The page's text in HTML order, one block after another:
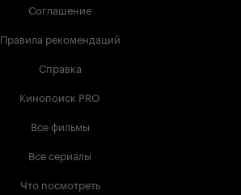
Соглашение
Правила рекомендаций
Справка
Кинопоиск PRO
Все фильмы
Все сериалы
Что посмотреть